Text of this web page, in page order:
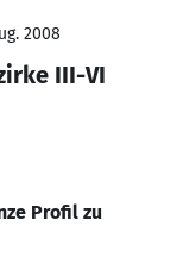
2008
III-VI
Profil zu